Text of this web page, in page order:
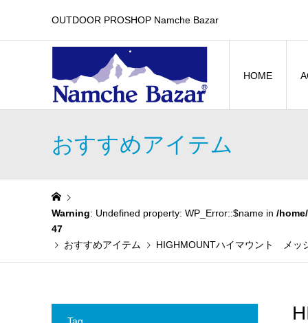
OUTDOOR PROSHOP Namche Bazar
HOME
おすすめアイテム
Warning: Undefined property: WP_Error::$name in /
47
おすすめアイテム
HIGHMOUNTハイマウント メッ
Tag